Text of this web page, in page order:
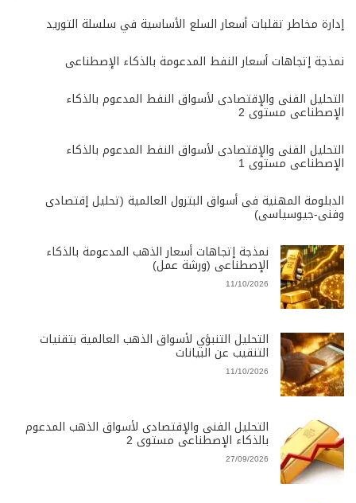
إدارة مخاطر تقلبات أسعار السلع الأساسية في سلسلة التوريد
نمذجة إتجاهات أسعار النفط المدعومة بالذكاء الإصطناعى
التحليل الفنى والإقتصادى لأسواق النفط المدعوم بالذكاء
الإصطناعى مستوى 2
التحليل الفنى والإقتصادى لأسواق النفط المدعوم بالذكاء
الإصطناعى مستوى 1
الدبلومة المهنية فى أسواق البترول العالمية (تحليل إقتصادى
وفنى-جيوسياسى)
نمذجة إتجاهات أسعار الذهب المدعومة بالذكاء
الإصطناعى (ورشة عمل)
11/10/2026
التحليل التنبؤي لأسواق الذهب العالمية بتقنيات
التنقيب عن البيانات
11/10/2026
التحليل الفنى والإقتصادى لأسواق الذهب المدعوم
بالذكاء الإصطناعى مستوى 2
27/09/2026